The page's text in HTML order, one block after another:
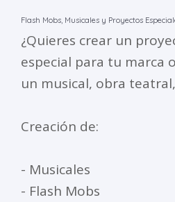
Flash Mobs, Musicales y Proyectos
¿Quieres crear un
especial para tu marca
un musical, obra
Creación de:
- Musicales
- Flash Mobs